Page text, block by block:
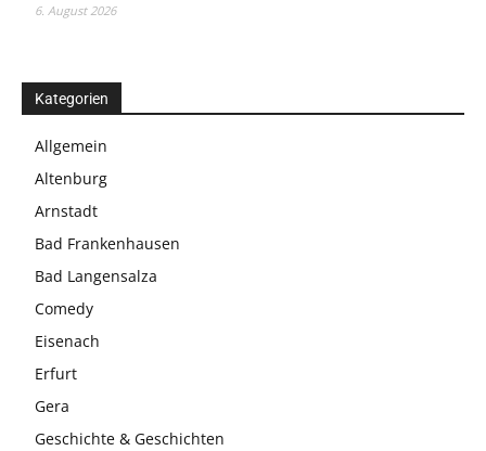
6. August 2026
Kategorien
Allgemein
Altenburg
Arnstadt
Bad Frankenhausen
Bad Langensalza
Comedy
Eisenach
Erfurt
Gera
Geschichte & Geschichten